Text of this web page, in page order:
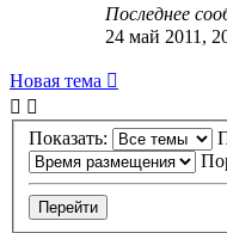
Последнее
24 май 2011,
Новая тема
Показать: